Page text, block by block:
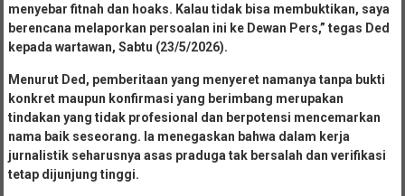
menyebar fitnah dan hoaks. Kalau tidak bisa membuktikan, saya
berencana melaporkan persoalan ini ke Dewan Pers,” tegas Ded
kepada wartawan, Sabtu (23/5/2026).
Menurut Ded, pemberitaan yang menyeret namanya tanpa bukti
konkret maupun konfirmasi yang berimbang merupakan
tindakan yang tidak profesional dan berpotensi mencemarkan
nama baik seseorang. Ia menegaskan bahwa dalam kerja
jurnalistik seharusnya asas praduga tak bersalah dan verifikasi
tetap dijunjung tinggi.